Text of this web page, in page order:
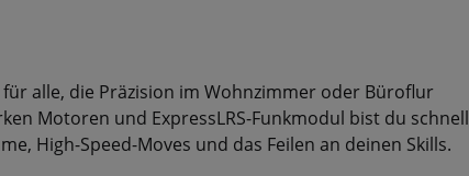
alle, die Präzision im Wohnzimmer oder Büroflur
Motoren und ExpressLRS-Funkmodul bist du schnell
High-Speed-Moves und das Feilen an deinen Skills.